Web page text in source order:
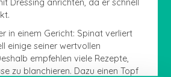
Dressing anrichten, da er schnell
in einem Gericht: Spinat verliert
einige seiner wertvollen
empfehlen viele Rezepte,
zu blanchieren. Dazu einen Topf